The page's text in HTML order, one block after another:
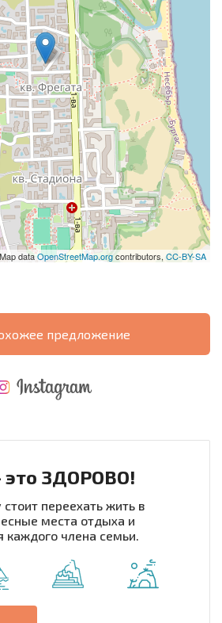
dataOpenStreetMap.orgcontributors, CC-BY-SA
предложение
это ЗДОРОВО!
переехать жить в
места отдыха и
каждого члена семьи.